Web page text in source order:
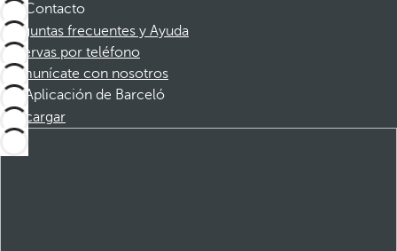
Contacto
Preguntas frecuentes y Ayuda
Reservas por teléfono
Comunícate con nosotros
Aplicación de Barceló
Descargar